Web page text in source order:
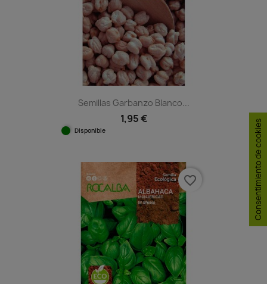
Semillas Garbanzo Blanco...
1,95 €
Disponible
favorite_border Consentimiento de cookies